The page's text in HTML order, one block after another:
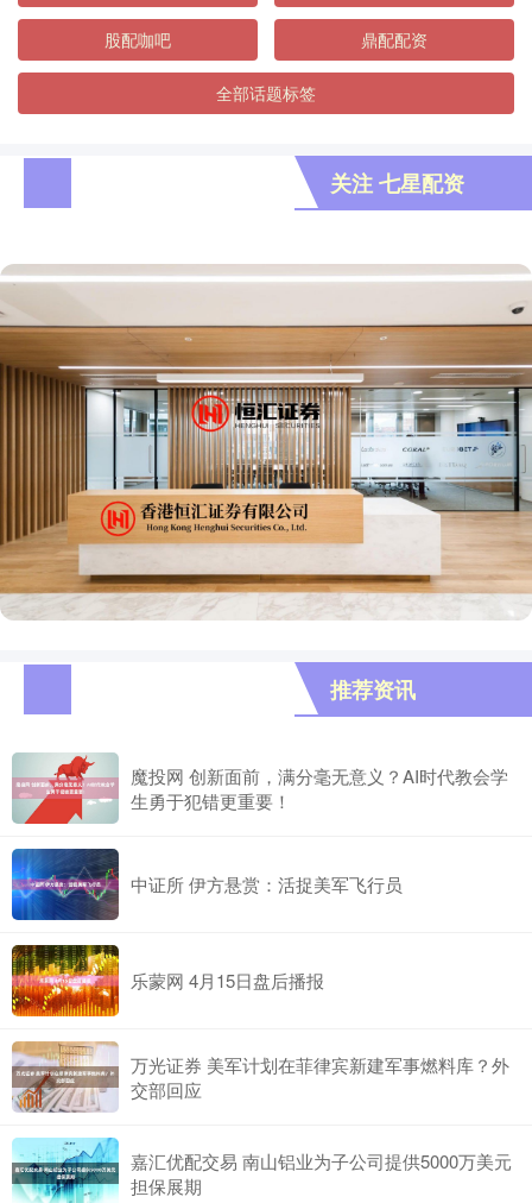
股配咖吧 鼎配配资
全部话题标签
关注 七星配资
推荐资讯
魔投网 创新面前，满分毫无意义？AI时代教会学
生勇于犯错更重要！
中证所 伊方悬赏：活捉美军飞行员
乐蒙网 4月15日盘后播报
万光证券 美军计划在菲律宾新建军事燃料库？外
交部回应
嘉汇优配交易 南山铝业为子公司提供5000万美元
担保展期